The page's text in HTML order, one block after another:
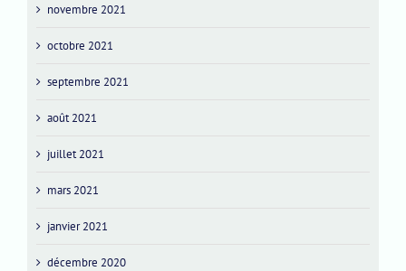
novembre 2021
octobre 2021
septembre 2021
août 2021
juillet 2021
mars 2021
janvier 2021
décembre 2020